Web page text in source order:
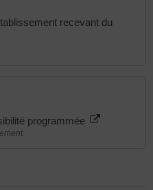
recevant du
programmée